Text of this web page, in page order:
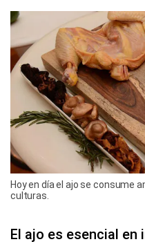
Hoy en día el ajo se consume
culturas.
El ajo es esencial en